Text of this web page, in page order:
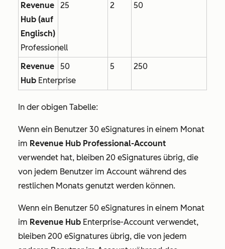
Revenue
Hub (auf
Englisch)
Professionell
25 2 50
Revenue
Hub Enterprise
50 5 250
In der obigen Tabelle:
Wenn ein Benutzer 30 eSignatures in einem Monat
im Revenue Hub Professional-Account
verwendet hat, bleiben 20 eSignatures übrig, die
von jedem Benutzer im Account während des
restlichen Monats genutzt werden können.
Wenn ein Benutzer 50 eSignatures in einem Monat
im Revenue Hub Enterprise-Account verwendet,
bleiben 200 eSignatures übrig, die von jedem